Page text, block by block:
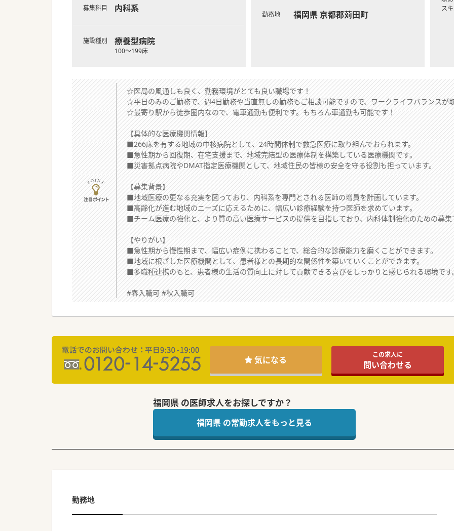
募集科目 内科系
施設種別 療養型病院
100～199床
勤務地 福岡県 京都郡苅田町
ス
☆医局の風通しも良く、勤務環境がとても良い職場です！
☆平日のみのご勤務で、週4日勤務や当直無しの勤務もご相談可能ですので、ワークライフバランスが
☆最寄り駅から徒歩圏内なので、電車通勤も便利です。もちろん車通勤も可能です！
【具体的な医療機関情報】
■266床を有する地域の中核病院として、24時間体制で救急医療に取り組んでおられます。
■急性期から回復期、在宅支援まで、地域完結型の医療体制を構築している医療機関です。
■災害拠点病院やDMAT指定医療機関として、地域住民の皆様の安全を守る役割も担っています。
【募集背景】
■地域医療の更なる充実を図っており、内科系を専門とされる医師の増員を計画しています。
■高齢化が進む地域のニーズに応えるために、幅広い診療経験を持つ医師を求めています。
■チーム医療の強化と、より質の高い医療サービスの提供を目指しており、内科体制強化のための募集
【やりがい】
■急性期から慢性期まで、幅広い症例に携わることで、総合的な診療能力を磨くことができます。
■地域に根ざした医療機関として、患者様との長期的な関係性を築いていくことができます。
■多職種連携のもと、患者様の生活の質向上に対して貢献できる喜びをしっかりと感じられる環境です
#春入職可 #秋入職可
気になる この求人に
問い合わせる
福岡県 の医師求人をお探しですか？
福岡県 の常勤求人をもっと見る
勤務地